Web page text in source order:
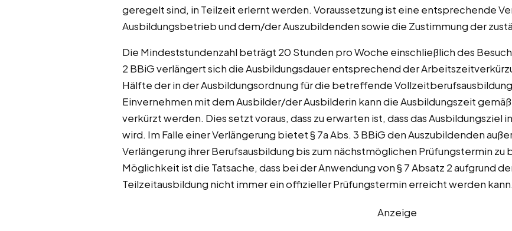
geregelt sind, in Teilzeit erlernt werden. Voraussetzung ist eine entsprechende
Ausbildungsbetrieb und dem/der Auszubildenden sowie die Zustimmung der
Die Mindeststundenzahl beträgt 20 Stunden pro Woche einschließlich des
2 BBiG verlängert sich die Ausbildungsdauer entsprechend der
Hälfte der in der Ausbildungsordnung für die betreffende
Einvernehmen mit dem Ausbilder/der Ausbilderin kann die Ausbildungszeit gemäß
verkürzt werden. Dies setzt voraus, dass zu erwarten ist, dass das Ausbildungsziel
wird. Im Falle einer Verlängerung bietet § 7a Abs. 3 BBiG den Auszubildenden
Verlängerung ihrer Berufsausbildung bis zum nächstmöglichen Prüfungstermin
Möglichkeit ist die Tatsache, dass bei der Anwendung von § 7 Absatz 2 aufgrund
Teilzeitausbildung nicht immer ein offizieller Prüfungstermin erreicht werden kann.
Anzeige